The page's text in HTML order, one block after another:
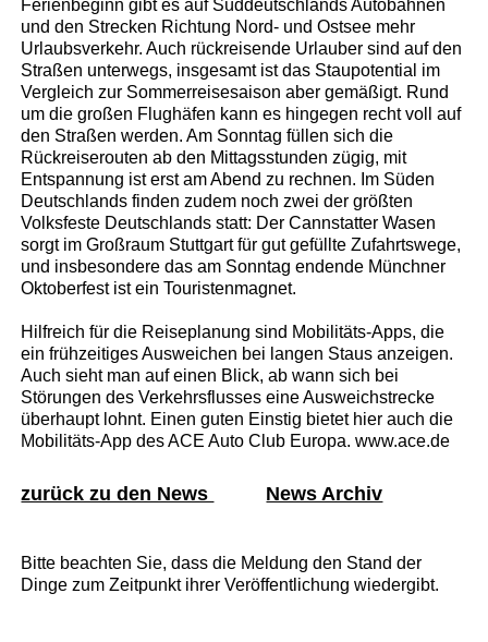
Ferienbeginn gibt es auf Süddeutschlands Autobahnen
und den Strecken Richtung Nord- und Ostsee mehr
Urlaubsverkehr. Auch rückreisende Urlauber sind auf den
Straßen unterwegs, insgesamt ist das Staupotential im
Vergleich zur Sommerreisesaison aber gemäßigt. Rund
um die großen Flughäfen kann es hingegen recht voll auf
den Straßen werden. Am Sonntag füllen sich die
Rückreiserouten ab den Mittagsstunden zügig, mit
Entspannung ist erst am Abend zu rechnen. Im Süden
Deutschlands finden zudem noch zwei der größten
Volksfeste Deutschlands statt: Der Cannstatter Wasen
sorgt im Großraum Stuttgart für gut gefüllte Zufahrtswege,
und insbesondere das am Sonntag endende Münchner
Oktoberfest ist ein Touristenmagnet.
Hilfreich für die Reiseplanung sind Mobilitäts-Apps, die
ein frühzeitiges Ausweichen bei langen Staus anzeigen.
Auch sieht man auf einen Blick, ab wann sich bei
Störungen des Verkehrsflusses eine Ausweichstrecke
überhaupt lohnt. Einen guten Einstig bietet hier auch die
Mobilitäts-App des ACE Auto Club Europa. www.ace.de
zurück zu den News News Archiv
Bitte beachten Sie, dass die Meldung den Stand der
Dinge zum Zeitpunkt ihrer Veröffentlichung wiedergibt.